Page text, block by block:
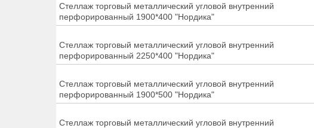
Стеллаж торговый металлический угловой внутренний
перфорированный 1900*400 "Нордика"
Стеллаж торговый металлический угловой внутренний
перфорированный 2250*400 "Нордика"
Стеллаж торговый металлический угловой внутренний
перфорированный 1900*500 "Нордика"
Стеллаж торговый металлический угловой внутренний